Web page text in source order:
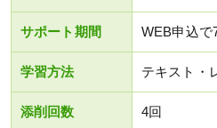
サポート期間 WEB申込で
学習方法 テキスト・
添削回数 4回